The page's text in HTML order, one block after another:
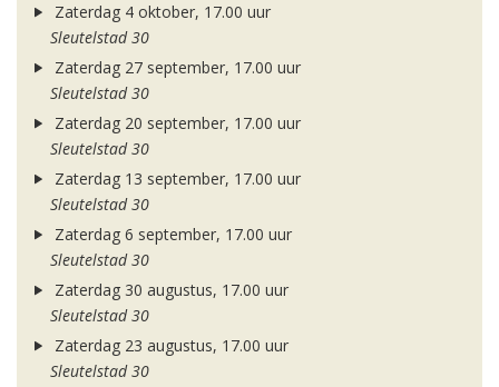
Zaterdag 4 oktober, 17.00 uur
Sleutelstad 30
Zaterdag 27 september, 17.00 uur
Sleutelstad 30
Zaterdag 20 september, 17.00 uur
Sleutelstad 30
Zaterdag 13 september, 17.00 uur
Sleutelstad 30
Zaterdag 6 september, 17.00 uur
Sleutelstad 30
Zaterdag 30 augustus, 17.00 uur
Sleutelstad 30
Zaterdag 23 augustus, 17.00 uur
Sleutelstad 30